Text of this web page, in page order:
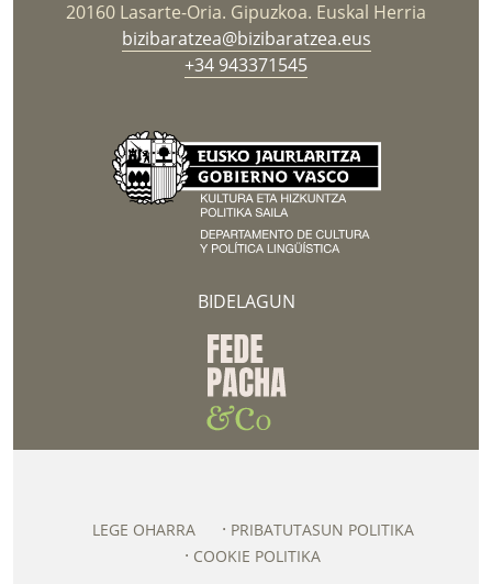
20160 Lasarte-Oria. Gipuzkoa. Euskal Herria
bizibaratzea@bizibaratzea.eus
+34 943371545
BIDELAGUN
LEGE OHARRA
PRIBATUTASUN POLITIKA
COOKIE POLITIKA